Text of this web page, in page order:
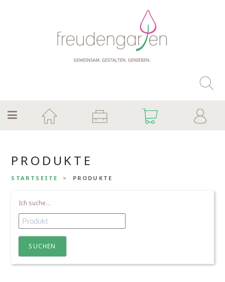
PRODUKTE
STARTSEITE PRODUKTE
Ich suche...
SUCHEN